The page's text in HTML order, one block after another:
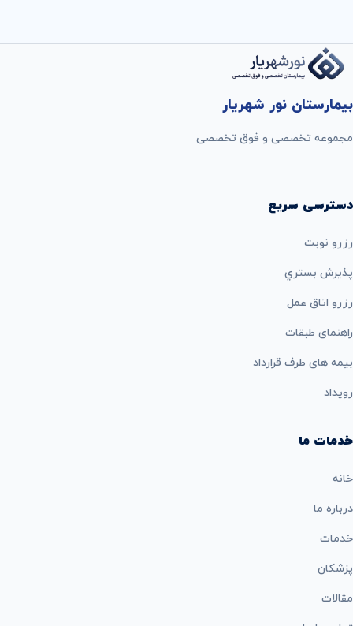
بیمارستان نور شهریار
مجموعه تخصصی و فوق تخصصی
دسترسی سریع
رزرو نوبت
پذيرش بستري
رزرو اتاق عمل
راهنمای طبقات
بيمه های طرف قرارداد
رویداد
خدمات ما
خانه
درباره ما
خدمات
پزشکان
مقالات